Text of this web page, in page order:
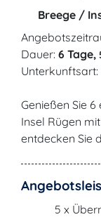
Breege /
Dauer: 6 Tage,
Unterkunftsart:
Genießen Sie
Insel Rügen
entdecken Sie
5 x